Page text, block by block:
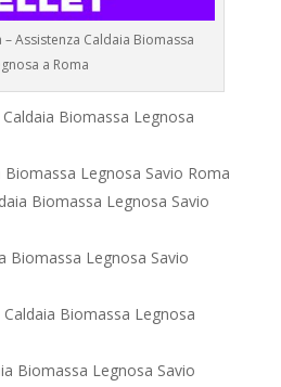
– Assistenza Caldaia Biomassa
a Roma
Caldaia Biomassa Legnosa
Biomassa Legnosa Savio Roma
Biomassa Legnosa Savio
Biomassa Legnosa Savio
Caldaia Biomassa Legnosa
Biomassa Legnosa Savio